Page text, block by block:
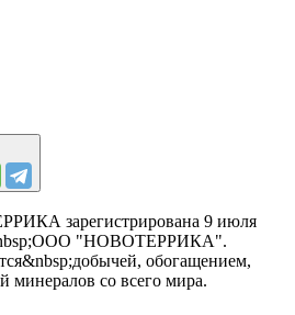
зарегистрирована 9 июля
"НОВОТЕРРИКА".
обогащением,
минералов со всего мира.